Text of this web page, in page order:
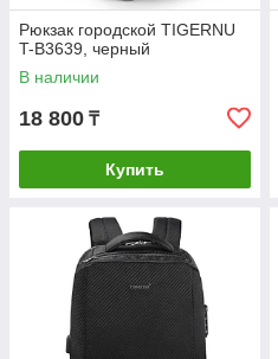
Рюкзак городской TIGERNU
T-B3639, черный
В наличии
18 800 ₸
Купить